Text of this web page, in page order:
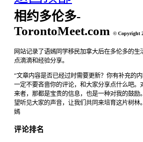
相约多伦多-
TorontoMeet.com
© Copyright
网站记录了语嫣同学移民加拿大后在多伦多的生
点滴滴和经验分享。
“文章内容是否已经过时需要更新？你有补充的内
一定不要吝啬你的评论，和大家分享点什么吧。
来者，那都是宝贵的信息，也是一种对我的鼓励
望听见大家的声音，让我们共同来培育这片树林
嫣
评论排名